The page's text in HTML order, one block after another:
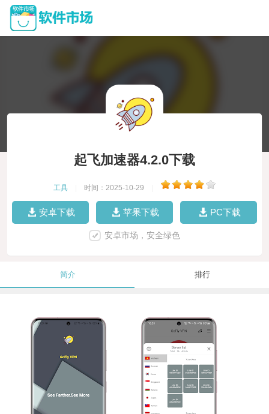
起飞加速器4.2.0下载
工具 时间：2025-10-29
安卓下载 苹果下载 PC下载
安卓市场，安全绿色
简介 排行